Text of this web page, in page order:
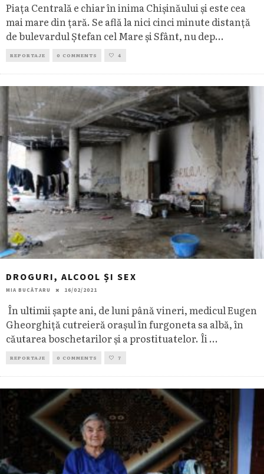
Piața Centrală e chiar în inima Chișinăului și este cea
mai mare din țară. Se află la nici cinci minute distanță
de bulevardul Ștefan cel Mare și Sfânt, nu dep...
REPORTAJE 0 COMMENTS 4
DROGURI, ALCOOL ȘI SEX
MIA BUCĂTARU 16/02/2021
În ultimii șapte ani, de luni până vineri, medicul Eugen
Gheorghiță cutreieră orașul în furgoneta sa albă, în
căutarea boschetarilor și a prostituatelor. Îi ...
REPORTAJE 0 COMMENTS 7